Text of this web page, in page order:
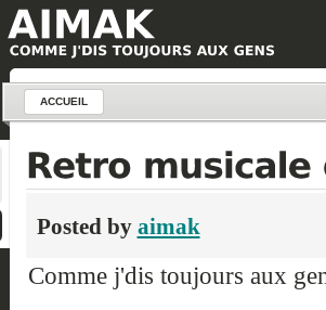
ACCUEIL
Posted by aimak
Comme j'dis toujours aux